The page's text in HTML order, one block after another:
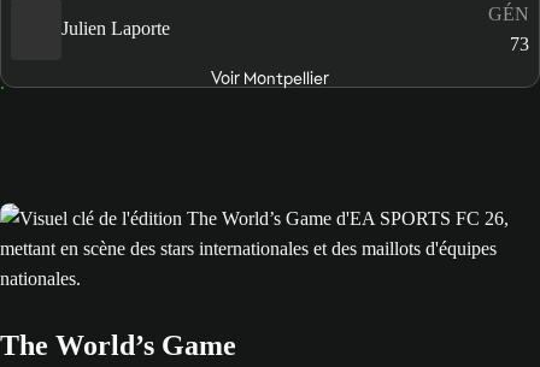
Julien Laporte
GÉN
73
Voir Montpellier
The World’s Game